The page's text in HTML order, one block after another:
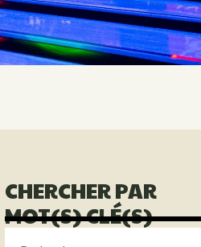
CHERCHER PAR
MOT(S) CLÉ(S)